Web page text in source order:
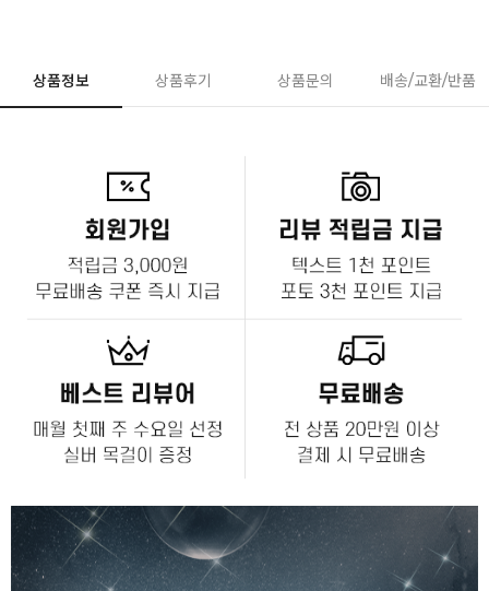
상품정보 상품후기 상품문의 배송/교환/반품